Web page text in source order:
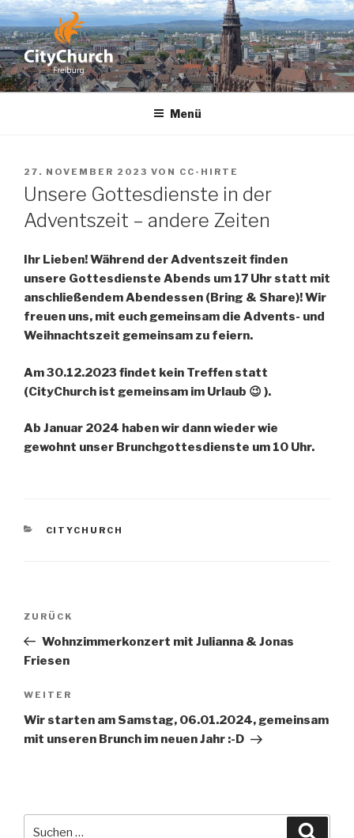
Zum
Inhalt
springen
CITYCHURCH FREIBURG
Menü
VERÖFFENTLICHT
AM
27. NOVEMBER 2023 VON CC-HIRTE
Unsere Gottesdienste in der
Adventszeit – andere Zeiten
Ihr Lieben! Während der Adventszeit finden
unsere Gottesdienste Abends um 17 Uhr statt mit
anschließendem Abendessen (Bring & Share)! Wir
freuen uns, mit euch gemeinsam die Advents- und
Weihnachtszeit gemeinsam zu feiern.
Am 30.12.2023 findet kein Treffen statt
(CityChurch ist gemeinsam im Urlaub 😉 ).
Ab Januar 2024 haben wir dann wieder wie
gewohnt unser Brunchgottesdienste um 10 Uhr.
KATEGORIEN
CITYCHURCH
Beitragsnavigation
Vorheriger
Beitrag
ZURÜCK
Wohnzimmerkonzert mit Julianna & Jonas
Friesen
Nächster
Beitrag
WEITER
Wir starten am Samstag, 06.01.2024, gemeinsam
mit unseren Brunch im neuen Jahr :-D